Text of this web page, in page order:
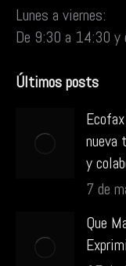
Lunes a viernes:
De 9:30 a 14:30
Últimos posts
nueva
y
7 de
Que